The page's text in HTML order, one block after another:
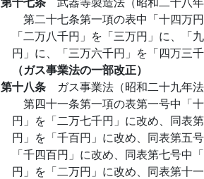
第二十七条第一項の表中「十四万
「二万八千円」を「三万円」に、「
円」に、「三万六千円」を「四万三
（ガス事業法の一部改正）
第十八条 ガス事業法（昭和二十九年
第四十一条第一項の表第一号中「
円」を「二万七千円」に改め、同表
円」を「千百円」に改め、同表第五
「千四百円」に改め、同表第七号中
円」を「二万円」に改め、同表第十